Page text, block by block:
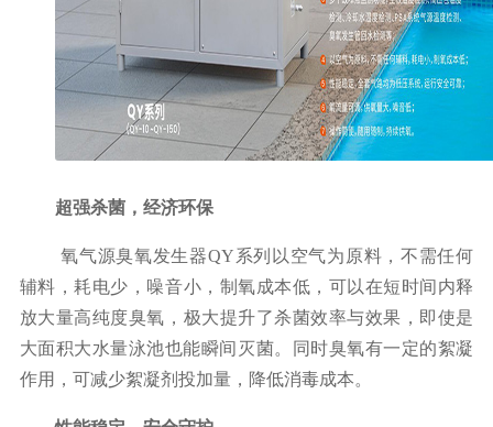
超强杀菌，经济环保
氧气源臭氧发生器QY系列以空气为原料，不需任何
辅料，耗电少 ， 噪音小， 制氧成本低，可以在短时间内释
放大量高纯度臭氧， 极大提升了杀菌效率与效果，即使是
大面积大水量泳池也能瞬间灭菌。同时臭氧有一定的絮凝
作用，可减少絮凝剂投加量，降低消毒成本。